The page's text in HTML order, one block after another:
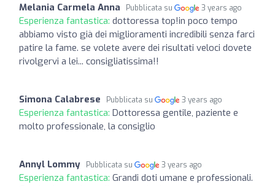
Melania Carmela Anna Pubblicata su 3 years ago
Esperienza fantastica: dottoressa top!in poco tempo
abbiamo visto già dei miglioramenti incredibili senza farci
patire la fame. se volete avere dei risultati veloci dovete
rivolgervi a lei... consigliatissima!!
Simona Calabrese Pubblicata su 3 years ago
Esperienza fantastica: Dottoressa gentile, paziente e
molto professionale, la consiglio
Annyl Lommy Pubblicata su 3 years ago
Esperienza fantastica: Grandi doti umane e professionali.